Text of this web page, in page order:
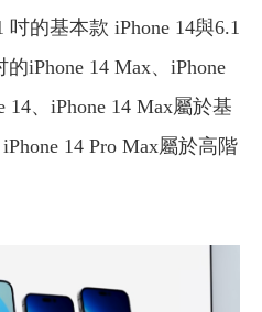
的基本款 iPhone 14與6.1
iPhone 14 Max、iPhone
14、iPhone 14 Max屬於基
14 Pro Max屬於高階